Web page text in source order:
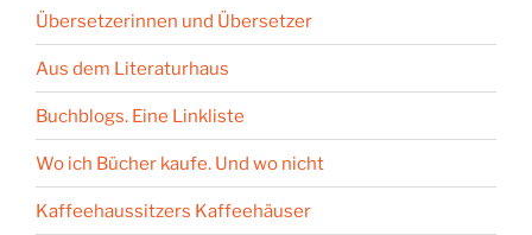
Übersetzerinnen und Übersetzer
Aus dem Literaturhaus
Buchblogs. Eine Linkliste
Wo ich Bücher kaufe. Und wo nicht
Kaffeehaussitzers Kaffeehäuser